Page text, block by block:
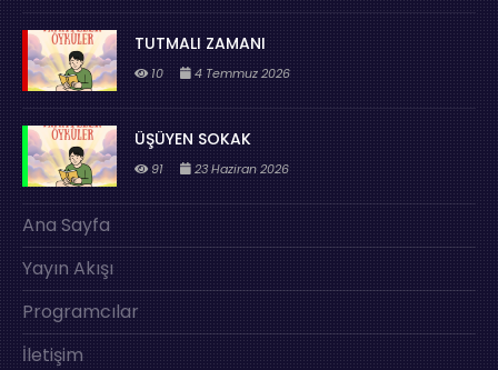
TUTMALI ZAMANI
10 4 Temmuz 2026
ÜŞÜYEN SOKAK
91 23 Haziran 2026
Ana Sayfa
Yayın Akışı
Programcılar
İletişim